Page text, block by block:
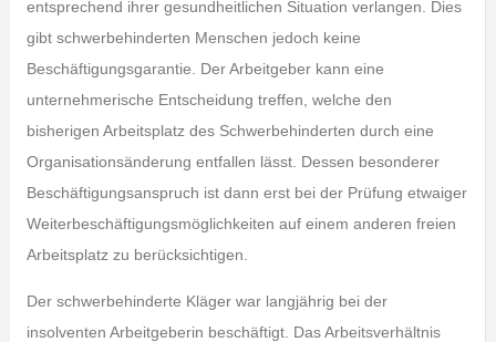
entsprechend ihrer gesundheitlichen Situation verlangen. Dies
gibt schwerbehinderten Menschen jedoch keine
Beschäftigungsgarantie. Der Arbeitgeber kann eine
unternehmerische Entscheidung treffen, welche den
bisherigen Arbeitsplatz des Schwerbehinderten durch eine
Organisationsänderung entfallen lässt. Dessen besonderer
Beschäftigungsanspruch ist dann erst bei der Prüfung etwaiger
Weiterbeschäftigungsmöglichkeiten auf einem anderen freien
Arbeitsplatz zu berücksichtigen.
Der schwerbehinderte Kläger war langjährig bei der
insolventen Arbeitgeberin beschäftigt. Das Arbeitsverhältnis